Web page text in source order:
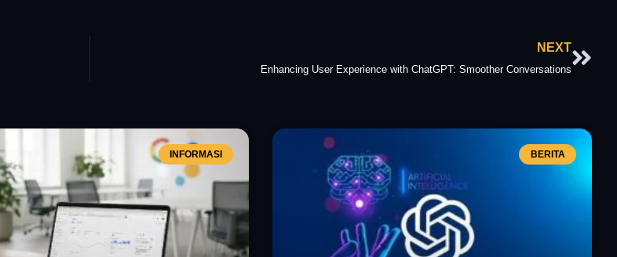
NEXT
Enhancing User Experience with ChatGPT: Smoother Conversations
INFORMASI BERITA